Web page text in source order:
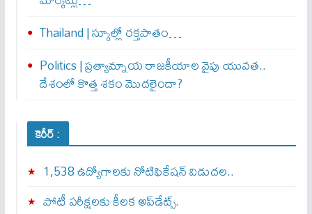
Thailand | స్కూల్లో రక్తపాతం…
Politics | ప్రత్యామ్నాయ రాజకీయాల వైపు యువత..
దేశంలో కొత్త శకం మొదలైందా?
కెరీర్ :
1,538 ఉద్యోగాలకు నోటిఫికేషన్ విడుదల..
పోటీ పరీక్షలకు కీలక అప్‌డేట్స్.